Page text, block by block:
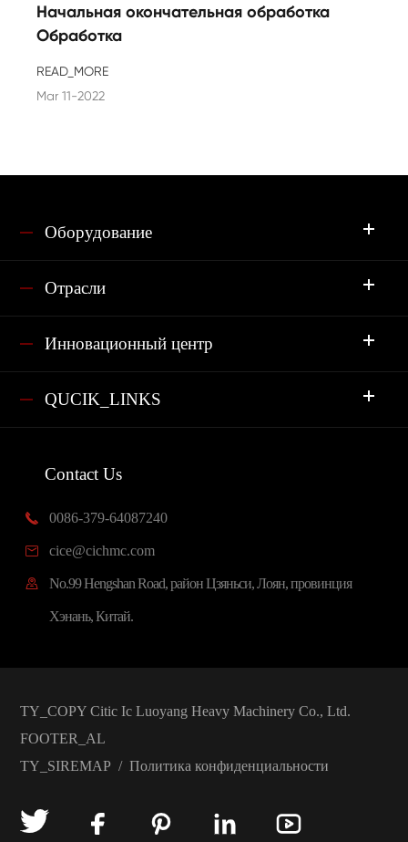
Начальная окончательная обработка
Обработка
READ_MORE
Mar 11-2022
Оборудование
Отрасли
Инновационный центр
QUCIK_LINKS
Contact Us
 0086-379-64087240
 cice@cichmc.com

No.99 Hengshan Road, район Цзяньси, Лоян, провинция
Хэнань, Китай.
TY_COPY Citic Ic Luoyang Heavy Machinery Co., Ltd.
FOOTER_AL
TY_SIREMAP/ Политика конфиденциальности